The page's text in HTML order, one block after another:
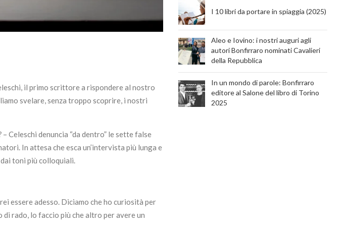
il primo scrittore a rispondere al nostro
svelare, senza troppo scoprire, i nostri
– Celeschi denuncia “da dentro” le sette false
In attesa che esca un’intervista più lunga e
toni più colloquiali.
essere adesso. Diciamo che ho curiosità per
rado, lo faccio più che altro per avere un
I 10 libri da portare in spiaggia (2025)
Aleo e Iovino: i nostri auguri agli
autori Bonfirraro nominati Cavalieri
della Repubblica
In un mondo di parole: Bonfirraro
editore al Salone del libro di Torino
2025